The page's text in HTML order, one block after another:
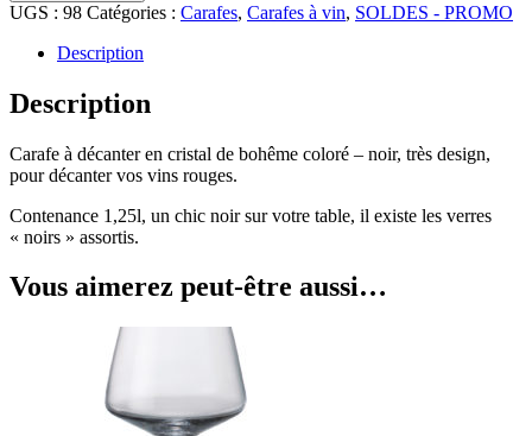
UGS : 98 Catégories : Carafes, Carafes à vin, SOLDES - PROMO
Description
Description
Carafe à décanter en cristal de bohême coloré – noir, très design,
pour décanter vos vins rouges.
Contenance 1,25l, un chic noir sur votre table, il existe les verres
« noirs » assortis.
Vous aimerez peut-être aussi…